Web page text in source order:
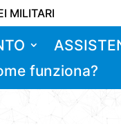
MILITARI
funziona?